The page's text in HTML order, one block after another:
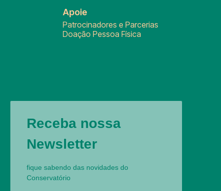
Apoie
Patrocinadores e Parcerias
Doação Pessoa Física